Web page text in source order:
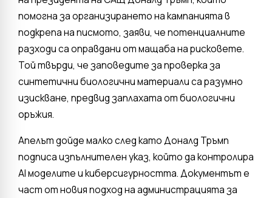
помогна за организирането на кампанията в
подкрепа на писмото, заяви, че потенциалните
разходи са оправдани от мащаба на рисковете.
Той твърди, че заповедите за проверка за
синтетични биологични материали са разумно
изискване, предвид заплахата от биологични
оръжия.
Апелът дойде малко след като Доналд Тръмп
подписа изпълнителен указ, който да контролира
AI моделите и киберсигурността. Документът е
част от новия подход на администрацията за